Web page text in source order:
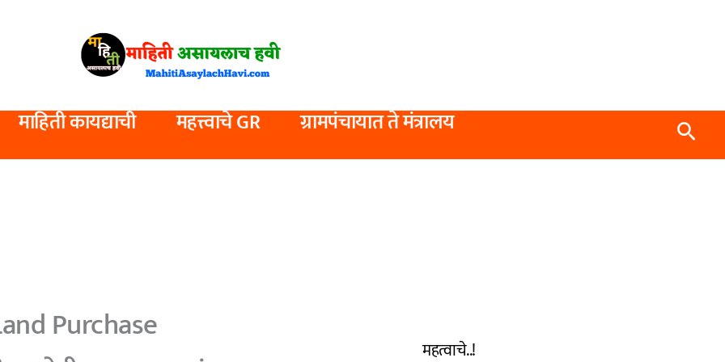
माहिती कायद्याची महत्त्वाचे GR ग्रामपंचायात ते मंत्रालय
Purchase
महत्वाचे..!